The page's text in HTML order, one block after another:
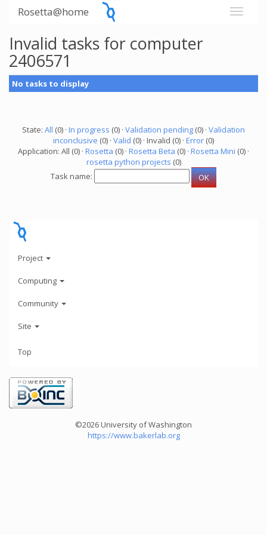
Rosetta@home
Invalid tasks for computer
2406571
No tasks to display
State: All (0) · In progress (0) · Validation pending (0) · Validation
inconclusive (0) · Valid (0) · Invalid (0) · Error (0)
Application: All (0) · Rosetta (0) · Rosetta Beta (0) · Rosetta Mini (0) ·
rosetta python projects (0)
Task name:
Project
Computing
Community
Site
Top
©2026 University of Washington
https://www.bakerlab.org